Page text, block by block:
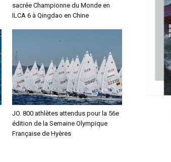
sacrée Championne du Monde en
ILCA 6 à Qingdao en Chine
JO. 800 athlètes attendus pour la 56e
édition de la Semaine Olympique
Française de Hyères